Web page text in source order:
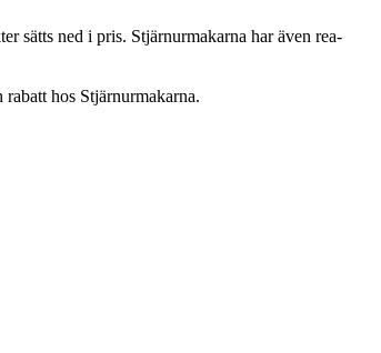
sätts ned i pris. Stjärnurmakarna har även rea-
hos Stjärnurmakarna.